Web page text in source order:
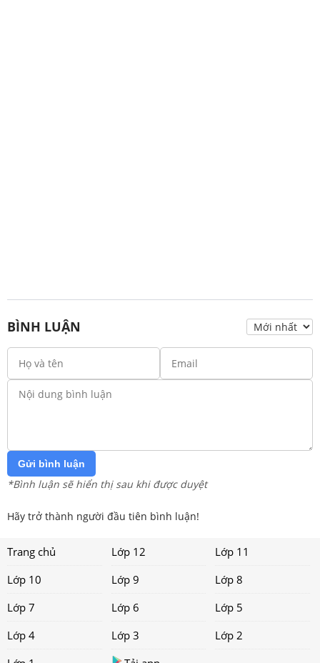
BÌNH LUẬN
Gửi bình luận
*Bình luận sẽ hiển thị sau khi được duyệt
Hãy trở thành người đầu tiên bình luận!
Trang chủ Lớp 12
Lớp 11
Lớp 10
Lớp 9
Lớp 8
Lớp 7
Lớp 6
Lớp 5
Lớp 4
Lớp 3
Lớp 2